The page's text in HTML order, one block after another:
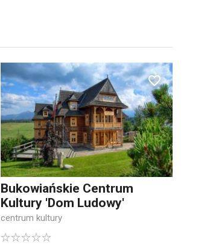
Bukowiańskie Centrum
Kultury 'Dom Ludowy'
centrum kultury